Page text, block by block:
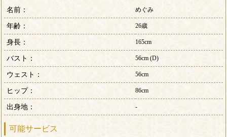
名前： めぐみ
年齢： 26歳
身長： 165cm
バスト： 56cm (D)
ウェスト： 56cm
ヒップ： 86cm
出身地： -
可能サービス